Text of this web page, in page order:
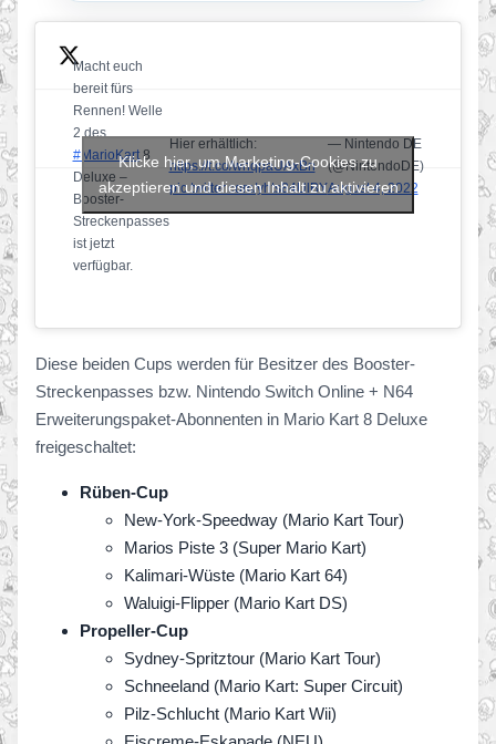
Macht euch
bereit fürs
Rennen! Welle
2 des
#MarioKart8
Deluxe –
Booster-
Streckenpasses
ist jetzt
verfügbar.
Hier erhältlich:
https://t.co/wnqpaUAxBn
pic.twitter.com/yhts84UlBY
— Nintendo DE
(@NintendoDE)
August 4, 2022
Klicke hier, um Marketing-Cookies zu
akzeptieren und diesen Inhalt zu aktivieren
Diese beiden Cups werden für Besitzer des Booster-
Streckenpasses bzw. Nintendo Switch Online + N64
Erweiterungspaket-Abonnenten in Mario Kart 8 Deluxe
freigeschaltet:
Rüben-Cup
New-York-Speedway (Mario Kart Tour)
Marios Piste 3 (Super Mario Kart)
Kalimari-Wüste (Mario Kart 64)
Waluigi-Flipper (Mario Kart DS)
Propeller-Cup
Sydney-Spritztour (Mario Kart Tour)
Schneeland (Mario Kart: Super Circuit)
Pilz-Schlucht (Mario Kart Wii)